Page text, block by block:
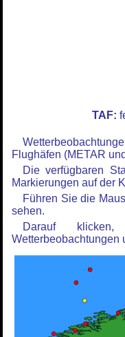
TAF:
Flughäfen (METAR
Die verfügbaren
Markierungen auf der
Führen Sie die
sehen.
Darauf
Wetterbeobachtungen